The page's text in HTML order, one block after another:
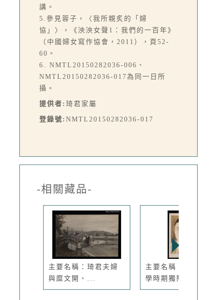
講。
5.參見蓉子，〈我所親炙的「婦
協」〉，《泱泱女聲1：我們的一百年》
（中國婦女寫作協會，2011），頁52-
60。
6. NMTL20150282036-006、
NMTL20150282036-017為同一日所
攝。
提供者: 琦君家屬
登錄號: NMTL20150282036-017
-相關藏品-
主要名稱：琦君夫婦
與糜文開、...
主要名稱：李唐基求
學時期獨照